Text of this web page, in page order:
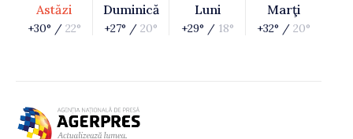
Astăzi
+30° / 22°
Duminică
+27° / 20°
Luni
+29° / 18°
Marţi
+32° / 20°